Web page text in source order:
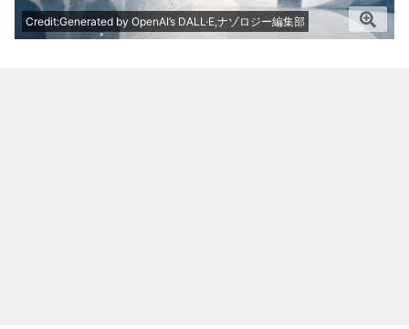
Credit:Generated by OpenAI’s DALL·E,ナゾロジー編集部